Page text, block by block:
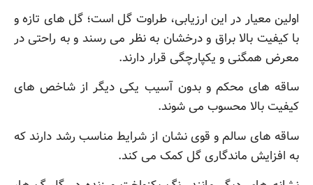
اولین معیار در این ارزیابی، طراوت گل است؛ گل های تازه و
با کیفیت بالا براق و درخشان به نظر می رسند و به راحتی در
معرض همگنی و یکپارچگی قرار دارند.
ساقه های محکم و بدون آسیب یکی دیگر از شاخص های
کیفیت بالا محسوب می شوند.
ساقه های سالم و قوی نشان از شرایط مناسب رشد دارند که
به افزایش ماندگاری گل کمک می کند.